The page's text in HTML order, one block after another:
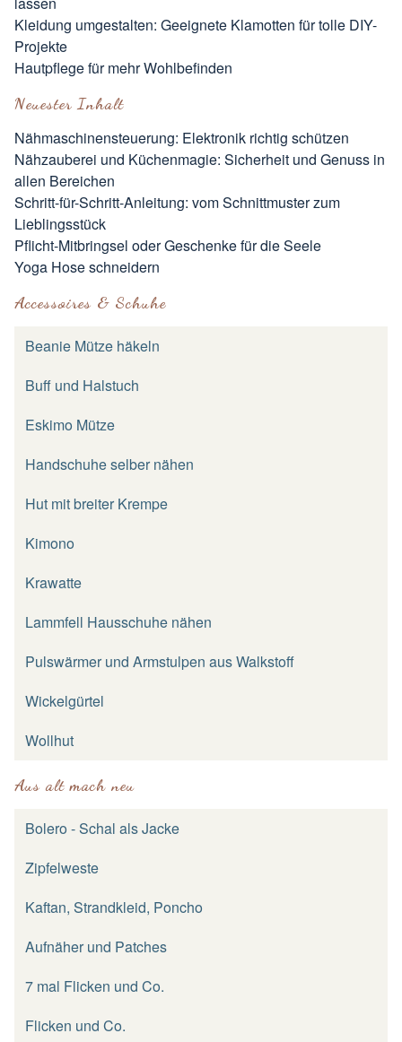
Kleidung umgestalten: Geeignete Klamotten für tolle DIY-
Projekte
Hautpflege für mehr Wohlbefinden
Neuester Inhalt
Nähmaschinensteuerung: Elektronik richtig schützen
Nähzauberei und Küchenmagie: Sicherheit und Genuss in
allen Bereichen
Schritt-für-Schritt-Anleitung: vom Schnittmuster zum
Lieblingsstück
Pflicht-Mitbringsel oder Geschenke für die Seele
Yoga Hose schneidern
Accessoires & Schuhe
Beanie Mütze häkeln
Buff und Halstuch
Eskimo Mütze
Handschuhe selber nähen
Hut mit breiter Krempe
Kimono
Krawatte
Lammfell Hausschuhe nähen
Pulswärmer und Armstulpen aus Walkstoff
Wickelgürtel
Wollhut
Aus alt mach neu
Bolero - Schal als Jacke
Zipfelweste
Kaftan, Strandkleid, Poncho
Aufnäher und Patches
7 mal Flicken und Co.
Flicken und Co.